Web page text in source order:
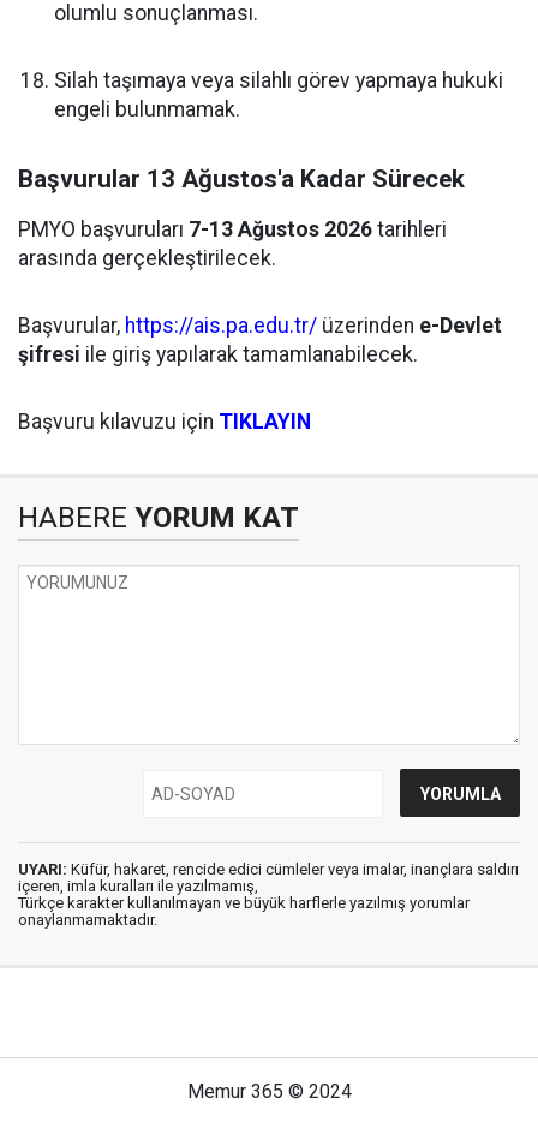
olumlu sonuçlanması.
Silah taşımaya veya silahlı görev yapmaya hukuki
engeli bulunmamak.
Başvurular 13 Ağustos'a Kadar Sürecek
PMYO başvuruları 7-13 Ağustos 2026 tarihleri
arasında gerçekleştirilecek.
Başvurular, https://ais.pa.edu.tr/ üzerinden e-Devlet
şifresi ile giriş yapılarak tamamlanabilecek.
Başvuru kılavuzu için TIKLAYIN
HABERE YORUM KAT
UYARI: Küfür, hakaret, rencide edici cümleler veya imalar, inançlara saldırı
içeren, imla kuralları ile yazılmamış,
Türkçe karakter kullanılmayan ve büyük harflerle yazılmış yorumlar
onaylanmamaktadır.
Memur 365 © 2024